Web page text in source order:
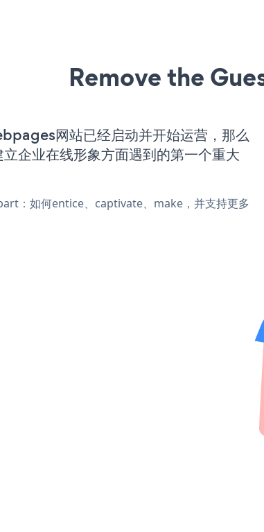
Remove the
网站已经启动并开始运营，那么
企业在线形象方面遇到的第一个重大
：如何entice、captivate、make，并支持更多